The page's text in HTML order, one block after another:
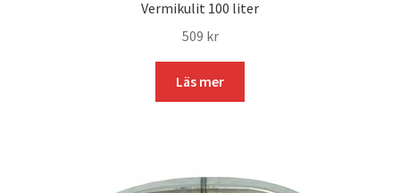
Vermikulit 100 liter
509 kr
Läs mer